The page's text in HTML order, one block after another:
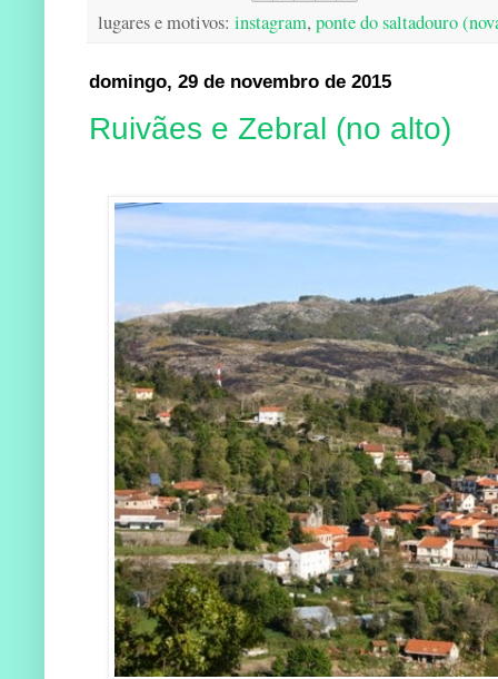
lugares e motivos: instagram, ponte do saltadouro
domingo, 29 de novembro de 2015
Ruivães e Zebral (no alto)